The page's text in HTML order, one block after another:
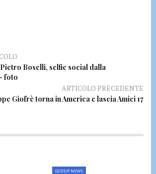
Boselli, selfie social dalla
foto
ARTICOLO PRECEDENTE
Giofrè torna in America e lascia Amici 17
GOSSIP NEWS